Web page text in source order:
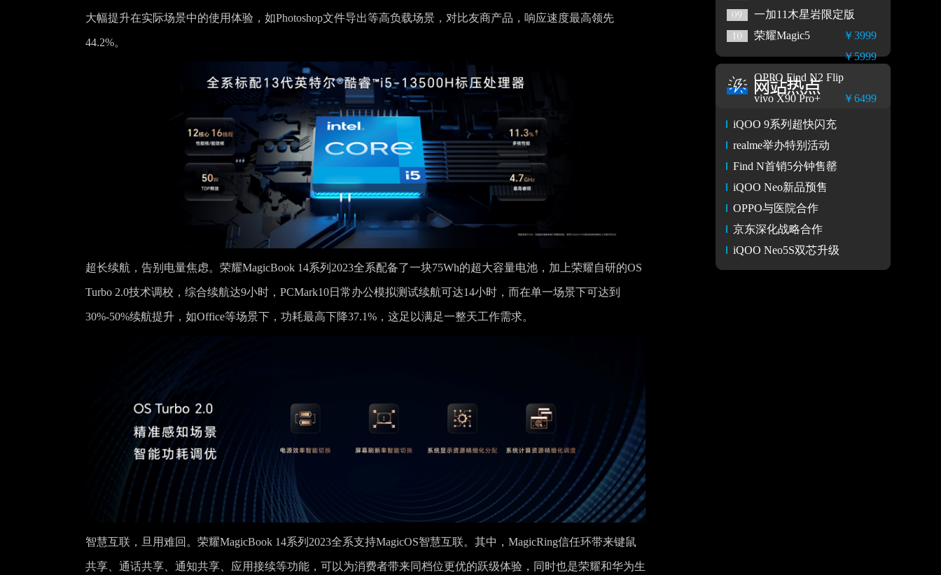
大幅提升在实际场景中的使用体验，如Photoshop文件导出等高负载场景，对比友商产品，响应速度最高领先
44.2%。
超长续航，告别电量焦虑。荣耀MagicBook 14系列2023全系配备了一块75Wh的超大容量电池，加上荣耀自研的OS
Turbo 2.0技术调校，综合续航达9小时，PCMark10日常办公模拟测试续航可达14小时，而在单一场景下可达到
30%-50%续航提升，如Office等场景下，功耗最高下降37.1%，这足以满足一整天工作需求。
智慧互联 ， 旦用难回。 荣耀MagicBook 14系列2023全系支持MagicOS智慧互联。其中，MagicRing信任环带来键鼠
共享、通话共享、通知共享、应用接续等功能，可以为消费者带来同档位更优的跃级体验，同时也是荣耀和华为生
一加11木星岩限定版
￥3999
荣耀Magic5
￥5999
OPPO Find N2 Flip
￥6499
vivo X90 Pro+
iQOO 9系列超快闪充
realme举办特别活动
Find N首销5分钟售罄
iQOO Neo新品预售
OPPO与医院合作
京东深化战略合作
iQOO Neo5S双芯升级